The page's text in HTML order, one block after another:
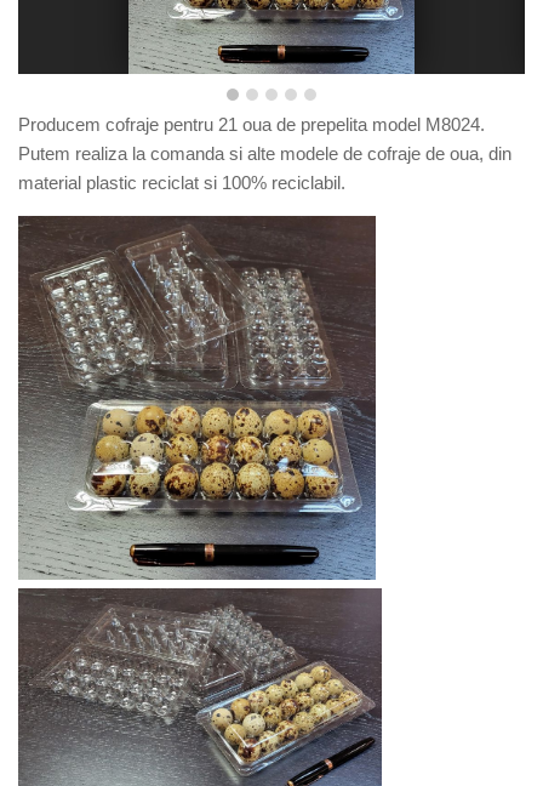
Producem cofraje pentru 21 oua de prepelita model M8024.
Putem realiza la comanda si alte modele de cofraje de oua, din
material plastic reciclat si 100% reciclabil.